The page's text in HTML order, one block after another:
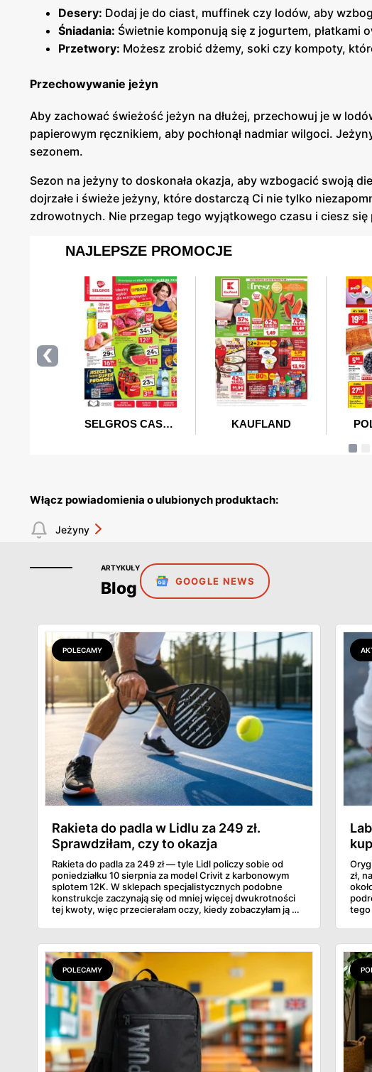
Desery: Dodaj je do ciast, muffinek czy lodów, aby
Śniadania: Świetnie komponują się z jogurtem, płatkami
Przetwory: Możesz zrobić dżemy, soki czy kompoty,
Przechowywanie jeżyn
Aby zachować świeżość jeżyn na dłużej, przechowuj je w
papierowym ręcznikiem, aby pochłonął nadmiar wilgoci.
sezonem.
Sezon na jeżyny to doskonała okazja, aby wzbogacić swoją
dojrzałe i świeże jeżyny, które dostarczą Ci nie tylko
zdrowotnych. Nie przegap tego wyjątkowego czasu i ciesz się
Włącz powiadomienia o ulubionych produktach:
Jeżyny
ARTYKUŁY
Blog GOOGLE NEWS
POLECAMY
Rakieta do padla w Lidlu za 249 zł.
Sprawdziłam, czy to okazja
Rakieta do padla za 249 zł — tyle Lidl policzy sobie od
poniedziałku 10 sierpnia za model Crivit z karbonowym
splotem 12K. W sklepach specjalistycznych podobne
konstrukcje zaczynają się od mniej więcej dwukrotności
tej kwoty, więc przecierałam oczy, kiedy zobaczyłam ją w
najszybciej rosnący sport w Polsce: kortów przybywa
lawinowo, a chętnych jeszcze szybciej. Sprawdziłam, co
dokładnie dostajemy za te pieniądze i komu taka rakieta
faktycznie wystarczy.
zł,
tego
POLECAMY